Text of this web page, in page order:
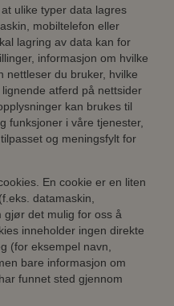
ulike typer data lagres
mobiltelefon eller
lagring av data kan for
informasjon om hvilke
nettleser du bruker, hvilke
atferd på nettsider
kan brukes til
funksjoner i våre tjenester,
og meningsfylt for
En cookie er en liten
datamaskin,
gjør det mulig for oss å
inneholder ingen direkte
(for eksempel navn,
bare informasjon om
funnet sted gjennom